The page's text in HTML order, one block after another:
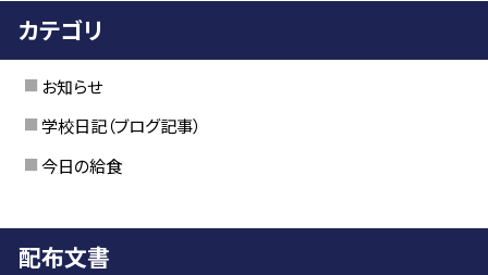
カテゴリ
お知らせ
学校日記（ブログ記事）
今日の給食
配布文書